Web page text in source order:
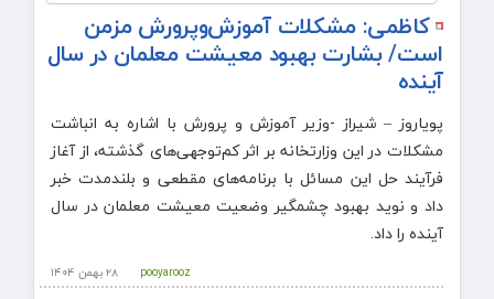
کاظمی: مشکلات آموزش‌وپرورش مزمن
است/ بشارت بهبود معیشت معلمان در سال
آینده
پویاروز – شیراز -وزیر آموزش و پرورش با اشاره به انباشت
مشکلات در این وزارتخانه بر اثر کم‌توجهی‌های گذشته، از آغاز
فرآیند حل این مسائل با برنامه‌های مقطعی و بلندمدت خبر
داد و نوید بهبود چشمگیر وضعیت معیشت معلمان در سال
آینده را داد.
۲۸ بهمن ۱۴۰۴ pooyarooz